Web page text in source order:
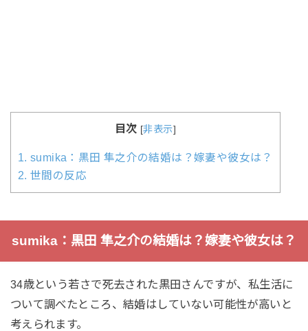
目次 [非表示]
1. sumika：黒田 隼之介の結婚は？嫁妻や彼女は？
2. 世間の反応
sumika：黒田 隼之介の結婚は？嫁妻や彼女は？
34歳という若さで死去された黒田さんですが、私生活に
ついて調べたところ、結婚はしていない可能性が高いと
考えられます。